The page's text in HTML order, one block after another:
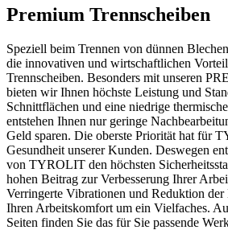
Premium Trennscheiben
Speziell beim Trennen von dünnen
die innovativen und wirtschaftlichen
Trennscheiben. Besonders mit unseren
bieten wir Ihnen höchste Leistung und
Schnittflächen und eine niedrige
entstehen Ihnen nur geringe
Geld sparen. Die oberste Priorität hat für
Gesundheit unserer Kunden. Deswegen
von TYROLIT den höchsten
hohen Beitrag zur Verbesserung Ihrer
Verringerte Vibrationen und Reduktion der
Ihren Arbeitskomfort um ein Vielfaches.
Seiten finden Sie das für Sie passende